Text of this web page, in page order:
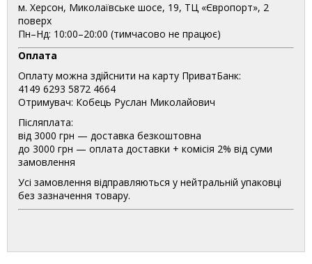
м. Херсон, Миколаївське шосе, 19, ТЦ «Європорт», 2
поверх
Пн–Нд: 10:00–20:00 (тимчасово не працює)
Оплата
Оплату можна здійснити на карту ПриватБанк:
4149 6293 5872 4664
Отримувач: Кобець Руслан Миколайович
Післяплата:
від 3000 грн — доставка безкоштовна
до 3000 грн — оплата доставки + комісія 2% від суми
замовлення
Усі замовлення відправляються у нейтральній упаковці
без зазначення товару.